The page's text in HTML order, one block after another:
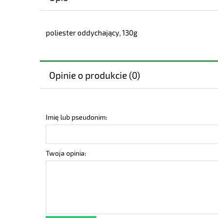
poliester oddychający, 130g
Opinie o produkcie (0)
Imię lub pseudonim:
Twoja opinia: